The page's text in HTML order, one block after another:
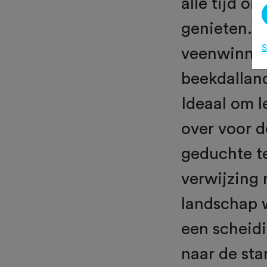
alle tijd om
genieten.
Ideaal om
over voor
geduchte
verwijzing
landschap
een
naar de